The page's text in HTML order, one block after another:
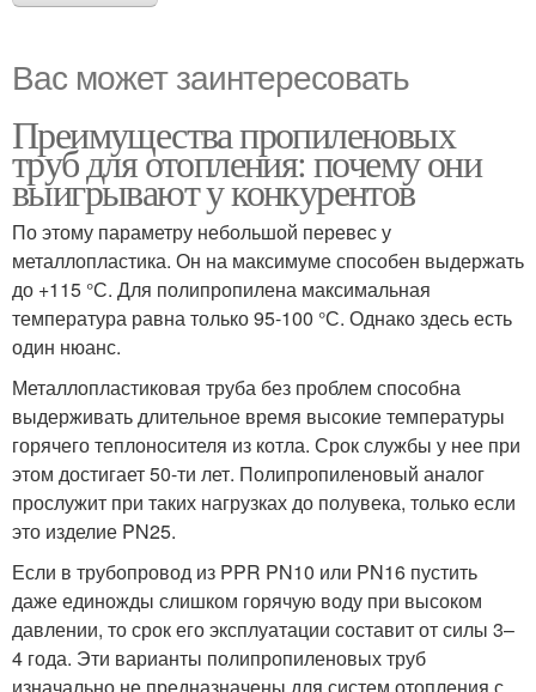
Вас может заинтересовать
Преимущества пропиленовых
труб для отопления: почему они
выигрывают у конкурентов
По этому параметру небольшой перевес у
металлопластика. Он на максимуме способен выдержать
до +115 °С. Для полипропилена максимальная
температура равна только 95-100 °С. Однако здесь есть
один нюанс.
Металлопластиковая труба без проблем способна
выдерживать длительное время высокие температуры
горячего теплоносителя из котла. Срок службы у нее при
этом достигает 50-ти лет. Полипропиленовый аналог
прослужит при таких нагрузках до полувека, только если
это изделие PN25.
Если в трубопровод из PPR PN10 или PN16 пустить
даже единожды слишком горячую воду при высоком
давлении, то срок его эксплуатации составит от силы 3–
4 года. Эти варианты полипропиленовых труб